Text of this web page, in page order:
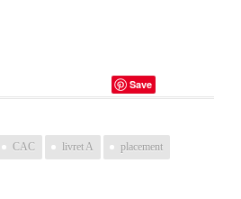
Save
CAC livret A placement